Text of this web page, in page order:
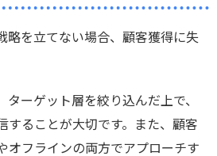
略を立てない場合、顧客獲得に失
ーゲット層を絞り込んだ上で、
することが大切です。また、顧客
オフラインの両方でアプローチす